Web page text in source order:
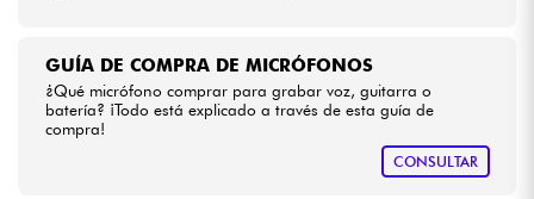
GUÍA DE COMPRA DE MICRÓFONOS
¿Qué micrófono comprar para grabar voz, guitarra o
batería? ¡Todo está explicado a través de esta guía de
compra!
CONSULTAR